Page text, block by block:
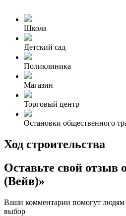
Школа
Детский сад
Поликлиника
Магазин
Торговый центр
Остановки общественного
Ход строительства
Оставьте свой отзыв
(Вейв)»
Ваши комментарии помогут людям
выбор